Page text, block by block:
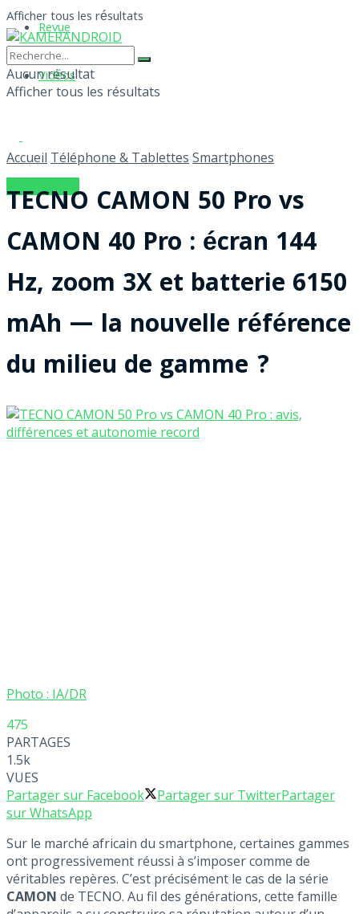
Revue
Vidéos
Afficher tous les résultats
Aucun résultat
Afficher tous les résultats
Accueil Téléphone & Tablettes Smartphones
TECNO CAMON 50 Pro vs
CAMON 40 Pro : écran 144
Hz, zoom 3X et batterie 6150
mAh — la nouvelle référence
du milieu de gamme ?
Photo : IA/DR
475
PARTAGES
1.5k
VUES
Partager sur Facebook
Partager sur TwitterPartager
sur WhatsApp
Sur le marché africain du smartphone, certaines gammes
ont progressivement réussi à s’imposer comme de
véritables repères. C’est précisément le cas de la série
CAMON de TECNO. Au fil des générations, cette famille